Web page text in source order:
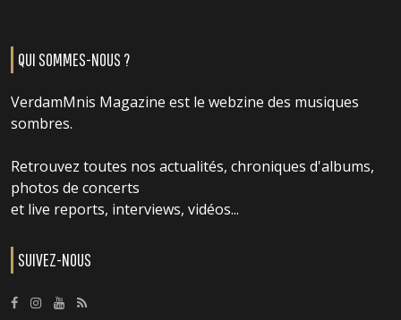
QUI SOMMES-NOUS ?
VerdamMnis Magazine est le webzine des musiques
sombres.
Retrouvez toutes nos actualités, chroniques d'albums,
photos de concerts
et live reports, interviews, vidéos...
SUIVEZ-NOUS